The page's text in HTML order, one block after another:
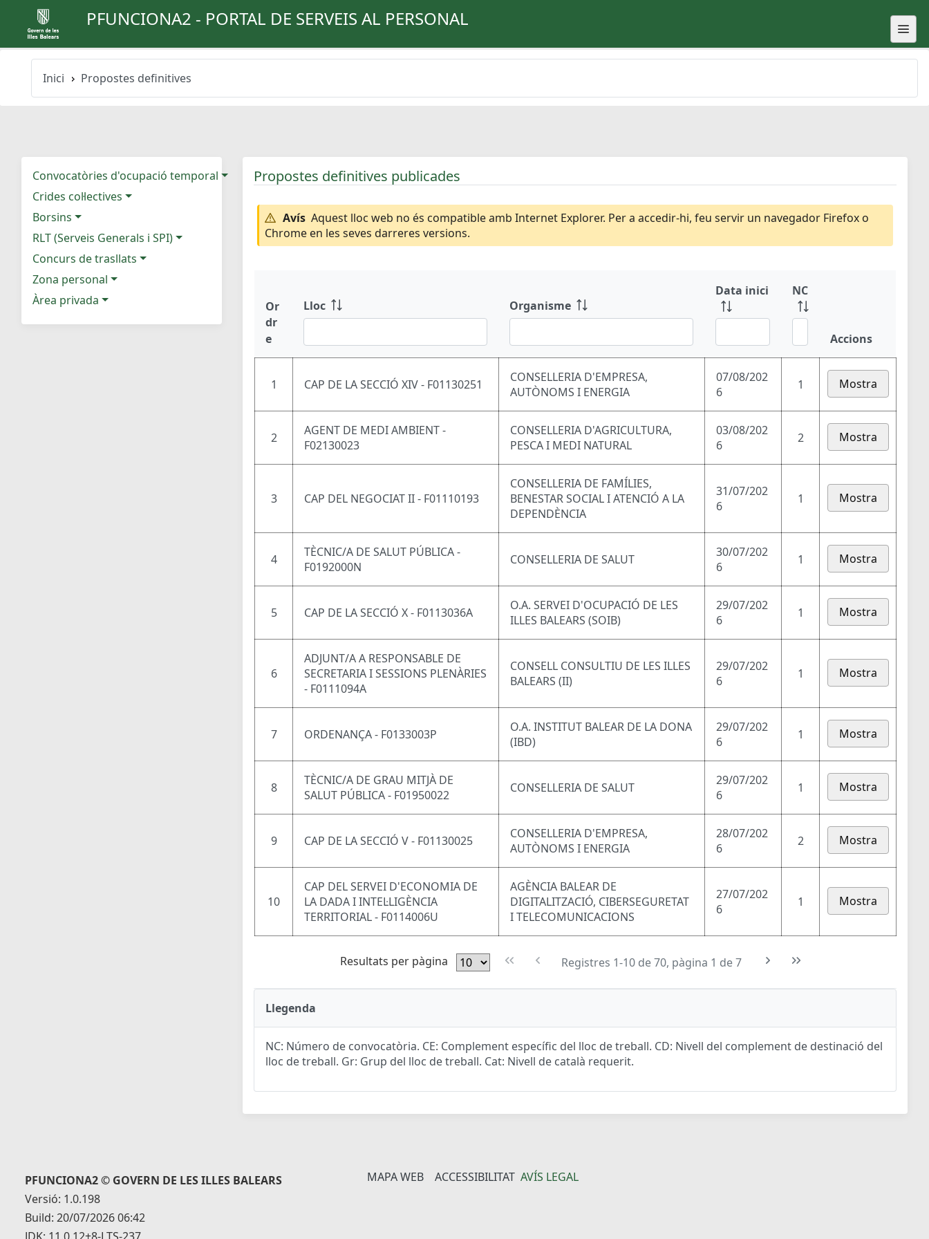
PFUNCIONA2 - PORTAL DE SERVEIS AL PERSONAL
Inici Propostes definitives
Convocatòries d'ocupació temporal
Crides col·lectives
Borsins
RLT (Serveis Generals i SPI)
Concurs de trasllats
Zona personal
Àrea privada
Propostes definitives publicades
Avís Aquest lloc web no és compatible amb Internet Explorer. Per a accedir-hi, feu servir un navegador Firefox o
Chrome en les seves darreres versions.
Or
dr
e
Lloc Organisme
Data inici NC
Accions
1 CAP DE LA SECCIÓ XIV - F01130251
CONSELLERIA D'EMPRESA,
AUTÒNOMS I ENERGIA
07/08/202
6
1 Mostra
2
AGENT DE MEDI AMBIENT -
F02130023
CONSELLERIA D'AGRICULTURA,
PESCA I MEDI NATURAL
03/08/202
6
2 Mostra
3 CAP DEL NEGOCIAT II - F01110193
CONSELLERIA DE FAMÍLIES,
BENESTAR SOCIAL I ATENCIÓ A LA
DEPENDÈNCIA
31/07/202
6
1 Mostra
4
TÈCNIC/A DE SALUT PÚBLICA -
F0192000N
CONSELLERIA DE SALUT
30/07/202
6
1 Mostra
5 CAP DE LA SECCIÓ X - F0113036A
O.A. SERVEI D'OCUPACIÓ DE LES
ILLES BALEARS (SOIB)
29/07/202
6
1 Mostra
6
ADJUNT/A A RESPONSABLE DE
SECRETARIA I SESSIONS PLENÀRIES
- F0111094A
CONSELL CONSULTIU DE LES ILLES
BALEARS (II)
29/07/202
6
1 Mostra
7 ORDENANÇA - F0133003P
O.A. INSTITUT BALEAR DE LA DONA
(IBD)
29/07/202
6
1 Mostra
8
TÈCNIC/A DE GRAU MITJÀ DE
SALUT PÚBLICA - F01950022
CONSELLERIA DE SALUT
29/07/202
6
1 Mostra
9 CAP DE LA SECCIÓ V - F01130025
CONSELLERIA D'EMPRESA,
AUTÒNOMS I ENERGIA
28/07/202
6
2 Mostra
10
CAP DEL SERVEI D'ECONOMIA DE
LA DADA I INTEL·LIGÈNCIA
TERRITORIAL - F0114006U
AGÈNCIA BALEAR DE
DIGITALITZACIÓ, CIBERSEGURETAT
I TELECOMUNICACIONS
27/07/202
6
1 Mostra
Resultats per pàgina Registres 1-10 de 70, pàgina 1 de 7
Llegenda
NC: Número de convocatòria. CE: Complement específic del lloc de treball. CD: Nivell del complement de destinació del
lloc de treball. Gr: Grup del lloc de treball. Cat: Nivell de català requerit.
PFUNCIONA2 © GOVERN DE LES ILLES BALEARS
Versió: 1.0.198
Build: 20/07/2026 06:42
JDK: 11.0.12+8-LTS-237
MAPA WEB ACCESSIBILITAT AVÍS LEGAL